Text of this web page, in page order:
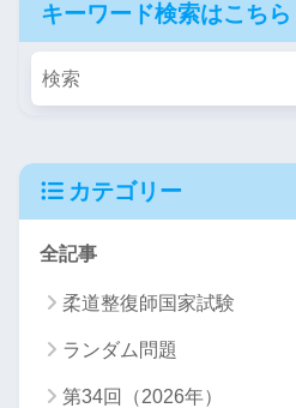
キーワード検索はこちら
カテゴリー
全記事
柔道整復師国家試験
ランダム問題
第34回（2026年）